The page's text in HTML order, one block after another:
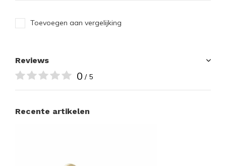
Toevoegen aan vergelijking
Reviews
0 / 5
Recente artikelen